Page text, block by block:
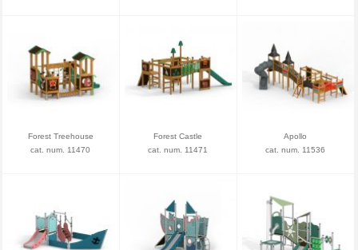
Forest Treehouse
cat. num. 11470
Forest Castle
cat. num. 11471
Apollo
cat. num. 11536